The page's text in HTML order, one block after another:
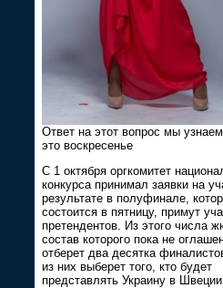
Ответ на этот вопрос мы
это воскресенье
C 1 октября оргкомитет
конкурса принимал заявки на
результате в полуфинале,
состоится в пятницу, примут
претендентов. Из этого числа
состав которого пока не
отберет два десятка
из них выберет того, кто будет
представлять Украину в